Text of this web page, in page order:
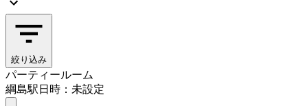
絞り込み
パーティールーム
綱島駅日時：未設定